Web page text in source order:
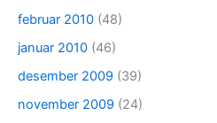
februar 2010 (48)
januar 2010 (46)
desember 2009 (39)
november 2009 (24)